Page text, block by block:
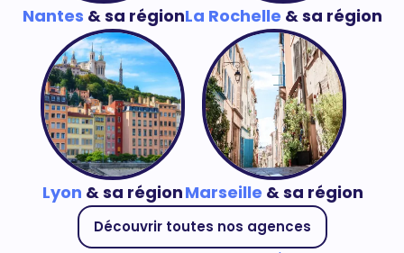
Nantes & sa régionLa Rochelle & sa région
Lyon & sa régionMarseille & sa région
Découvrir toutes nos agences